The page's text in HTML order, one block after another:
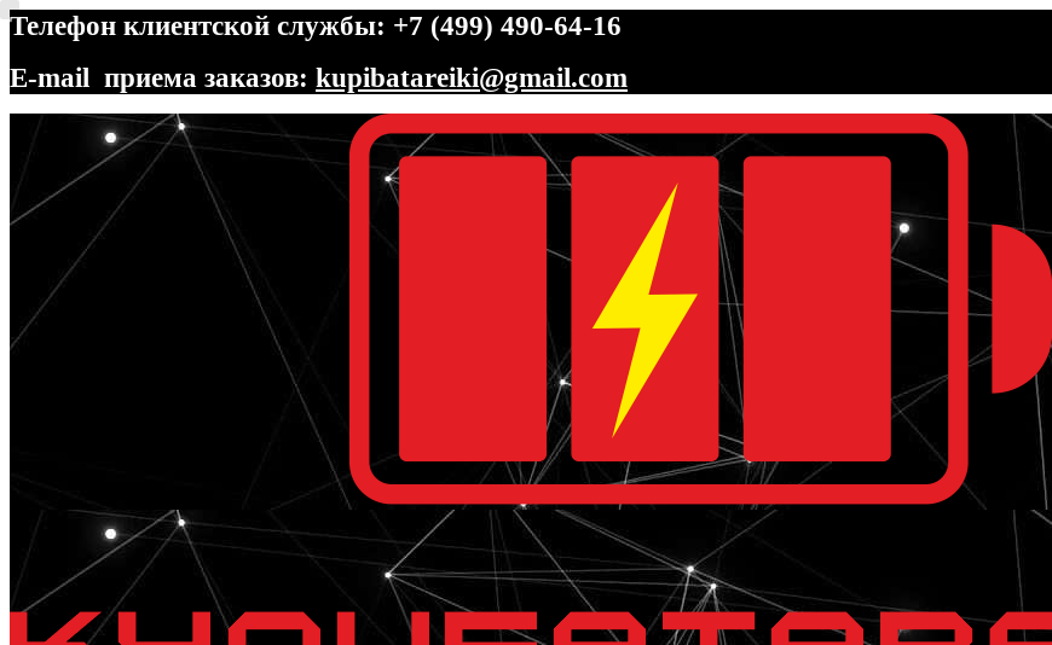
Телефон клиентской службы: +7 (499) 490-64-16
E-mail приема заказов: kupibatareiki@gmail.com
Перейти
навигации
Перейти
содержимому